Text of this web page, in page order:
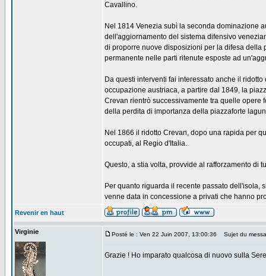
Cavallino.
Nel 1814 Venezia subì la seconda dominazione
dell'aggiornamento del sistema difensivo
di proporre nuove disposizioni per la difesa della
permanente nelle parti ritenute esposte ad
Da questi interventi fai interessato anche il
occupazione austriaca, a partire dal 1849, la
Crevan rientrò successivamente tra quelle
della perdita di importanza della piazzaforte
Nel 1866 il ridotto Crevan, dopo una rapida per
occupati, al Regio d'Italia.
Questo, a stia volta, provvide al rafforzamento di
Per quanto riguarda il recente passato
venne data in concessione a privati che hanno
Revenir en haut
Virginie Posté le : Ven 22 Juin 2007, 13:00:36 Sujet du
Grazie ! Ho imparato qualcosa di nuovo sulla